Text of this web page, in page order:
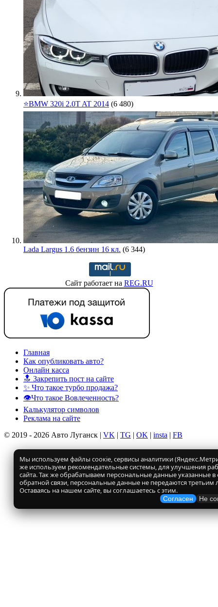
⭐️BMW 320i 2.0T AT 2014 (6 480)
Lada Largus 1.6 бензин 16 кл. (6 344)
Сайт работает на REG.RU
Главная
Как опубликовать авто?
Онлайн касса
🔝 Закрепить пост на сайте
✨ Что такое турбо продажа?
👁️Что такое Вовлеченность?
Калькулятор символов
Реклама на сайте
© 2019 - 2026 Авто Луганск | VK | TG | OK | insta | FB
Мы используем файлы соокіе, сервисы аналитики
же используем рекомендательные системы, для улучшения
сайта. Так же обрабатываем персональные данные указанные
обратной связи, персональные данные не передаются третьим
Оставаясь на нашем сайте, вы соглашаетесь с этим.
Согласен Не